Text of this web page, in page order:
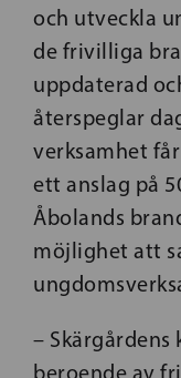
och utveckla
de frivilliga
uppdaterad
återspeglar
verksamhet
ett anslag på
Åbolands
möjlighet att
– Skärgårdens
beroende av